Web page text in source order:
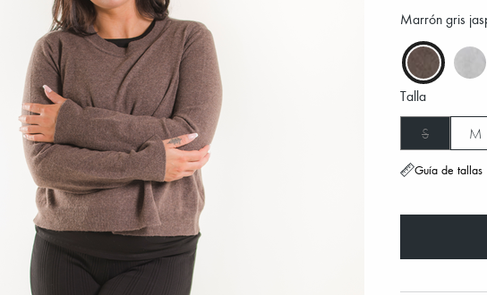
Marrón gris
Talla
S M
Guía de tallas